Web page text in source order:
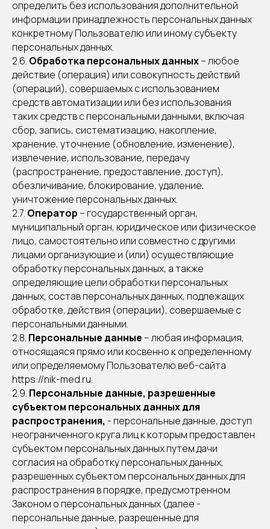
определить без использования дополнительной
информации принадлежность персональных данных
конкретному Пользователю или иному субъекту
персональных данных.
2.6. Обработка персональных данных– любое
действие (операция) или совокупность действий
(операций), совершаемых с использованием
средств автоматизации или без использования
таких средств с персональными данными, включая
сбор, запись, систематизацию, накопление,
хранение, уточнение (обновление, изменение),
извлечение, использование, передачу
(распространение, предоставление, доступ),
обезличивание, блокирование, удаление,
уничтожение персональных данных.
2.7. Оператор – государственный орган,
муниципальный орган, юридическое или физическое
лицо, самостоятельно или совместно с другими
лицами организующие и (или) осуществляющие
обработку персональных данных, а также
определяющие цели обработки персональных
данных, состав персональных данных, подлежащих
обработке, действия (операции), совершаемые с
персональными данными.
2.8. Персональные данные – любая информация,
относящаяся прямо или косвенно к определенному
или определяемому Пользователю веб-сайта
https://nik-med.ru.
2.9. Персональные данные, разрешенные
субъектом персональных данных для
распространения, - персональные данные, доступ
неограниченного круга лиц к которым предоставлен
субъектом персональных данных путем дачи
согласия на обработку персональных данных,
разрешенных субъектом персональных данных для
распространения в порядке, предусмотренном
Законом о персональных данных (далее -
персональные данные, разрешенные для